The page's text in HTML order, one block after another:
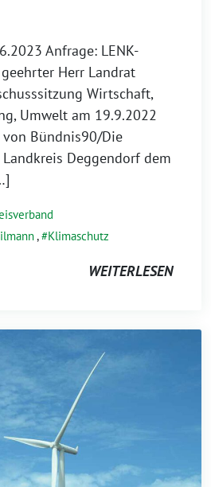
Anfrage: LENK-
Herr Landrat
Wirtschaft,
Umwelt am 19.9.2022
Bündnis90/Die
Landkreis Deggendorf dem
, Klimaschutz
WEITERLESEN